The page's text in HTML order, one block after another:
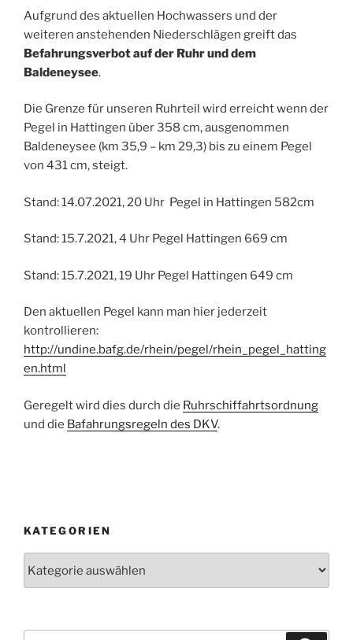
Aufgrund des aktuellen Hochwassers und der
weiteren anstehenden Niederschlägen greift das
Befahrungsverbot auf der Ruhr und dem
Baldeneysee.
Die Grenze für unseren Ruhrteil wird erreicht wenn der
Pegel in Hattingen über 358 cm, ausgenommen
Baldeneysee (km 35,9 – km 29,3) bis zu einem Pegel
von 431 cm, steigt.
Stand: 14.07.2021, 20 Uhr Pegel in Hattingen 582cm
Stand: 15.7.2021, 4 Uhr Pegel Hattingen 669 cm
Stand: 15.7.2021, 19 Uhr Pegel Hattingen 649 cm
Den aktuellen Pegel kann man hier jederzeit
kontrollieren:
http://undine.bafg.de/rhein/pegel/rhein_pegel_hatting
en.html
Geregelt wird dies durch die Ruhrschiffahrtsordnung
und die Bafahrungsregeln des DKV.
KATEGORIEN